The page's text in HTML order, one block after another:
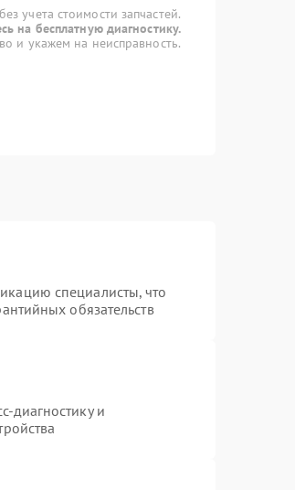
учета стоимости запчастей.
на бесплатную диагностику.
и укажем на неисправность.
специалисты, что
обязательств
диагностику и